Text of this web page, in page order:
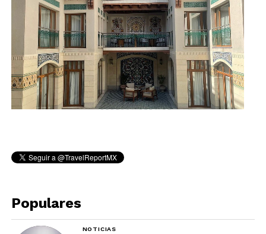
Populares
NOTICIAS